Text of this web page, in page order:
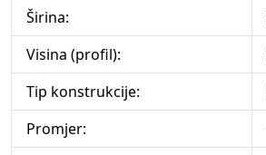
Širina:
Visina (profil):
Tip konstrukcije:
Promjer: